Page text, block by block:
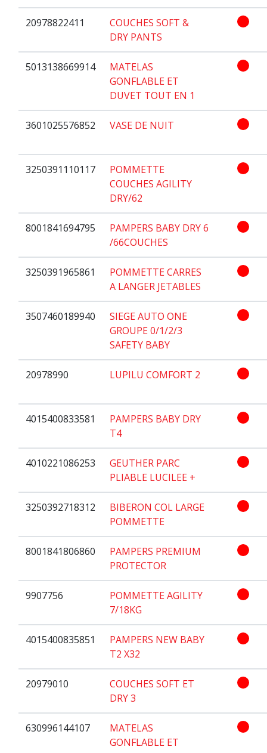
20978822411
COUCHES SOFT &
DRY PANTS
5013138669914
MATELAS
GONFLABLE ET
DUVET TOUT EN 1
3601025576852 VASE DE NUIT
3250391110117
POMMETTE
COUCHES AGILITY
DRY/62
8001841694795
PAMPERS BABY DRY 6
/66COUCHES
3250391965861
POMMETTE CARRES
A LANGER JETABLES
3507460189940
SIEGE AUTO ONE
GROUPE 0/1/2/3
SAFETY BABY
20978990 LUPILU COMFORT 2
4015400833581
PAMPERS BABY DRY
T4
4010221086253
GEUTHER PARC
PLIABLE LUCILEE +
3250392718312
BIBERON COL LARGE
POMMETTE
8001841806860
PAMPERS PREMIUM
PROTECTOR
9907756
POMMETTE AGILITY
7/18KG
4015400835851
PAMPERS NEW BABY
T2 X32
20979010
COUCHES SOFT ET
DRY 3
630996144107
MATELAS
GONFLABLE ET